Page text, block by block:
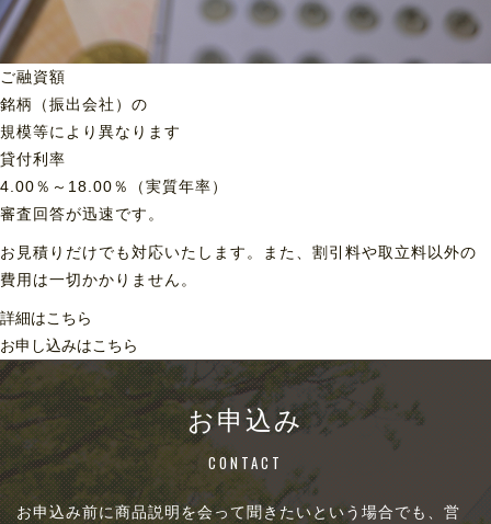
ご融資額
銘柄（振出会社）の
規模等により異なります
貸付利率
4.00％～18.00％（実質年率）
審査回答が迅速です。
お見積りだけでも対応いたします。また、割引料や取立料以外の
費用は一切かかりません。
詳細はこちら
お申し込みはこちら
お申込み
CONTACT
お申込み前に商品説明を会って聞きたいという場合でも、営